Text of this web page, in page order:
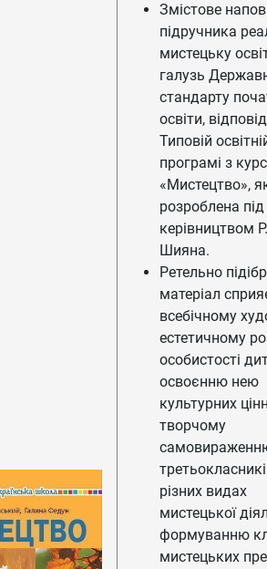
Змістове
підручника
мистецьку
галузь
стандарту
освіти,
Типовій
програмі з
«Мистецтво»,
розроблена під
керівництвом
Шияна.
Ретельно
матеріал
всебічному
естетичному
особистості
освоєнню нею
культурних
творчому
різних видах
мистецької
формуванню
мистецьких